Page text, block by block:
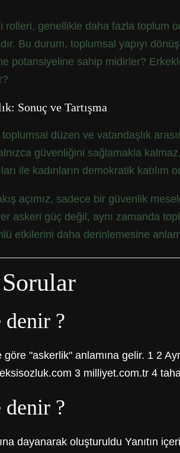
rolleri, genellikle daha fazla toplum
Bu durum, toplumsal yapıyı
potansiyeline sahip midirler?
Sonuç ve Tartışma
düzen ve vatandaşlık
güvenliğini sağlamakla
ile kadınların demokratik
açımız, sadece bir güvenlik
askeri güç değil, aynı zamanda
etkilerini daha derinlemesine
?
"askerlik" anlamına gelir. 1 2
3 milliyet.com.tr 4
?
dayanarak oluşturuldu Yanıtın